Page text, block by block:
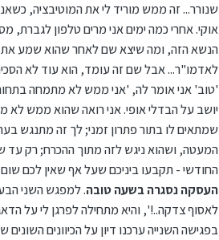
שנורר... זה ממש מוריד לי את המוטיבציה,
אוקי. אחרי כמה ימים אני מרים טלפון
הנשא הזה, ומה שיצא שם לאחר שהוא שמע את
לאדמו"ר... אבל שם זה עומד, הוא עוד לא
'טוב' אני אומר לה, 'אני ממש לא מתמחה בתחום
יושב על הבדלי אופי. אני רואה שהוא ממש
שמתאים לו בתור פתרון זמני; לך זה מתנגש
המעטה, ושהוא ניגש לזה מתוך ההכרח; רק עד
החודשי - תקבעו ביניכם שעל אף שאין לכם
העסקה נסגרה בשעה טובה. למפגש השני
לאסוף צדקה..!', והיא מתחילה לפרגן לי על
בפגישה השנייה ערכנו דיון על הכיוונים